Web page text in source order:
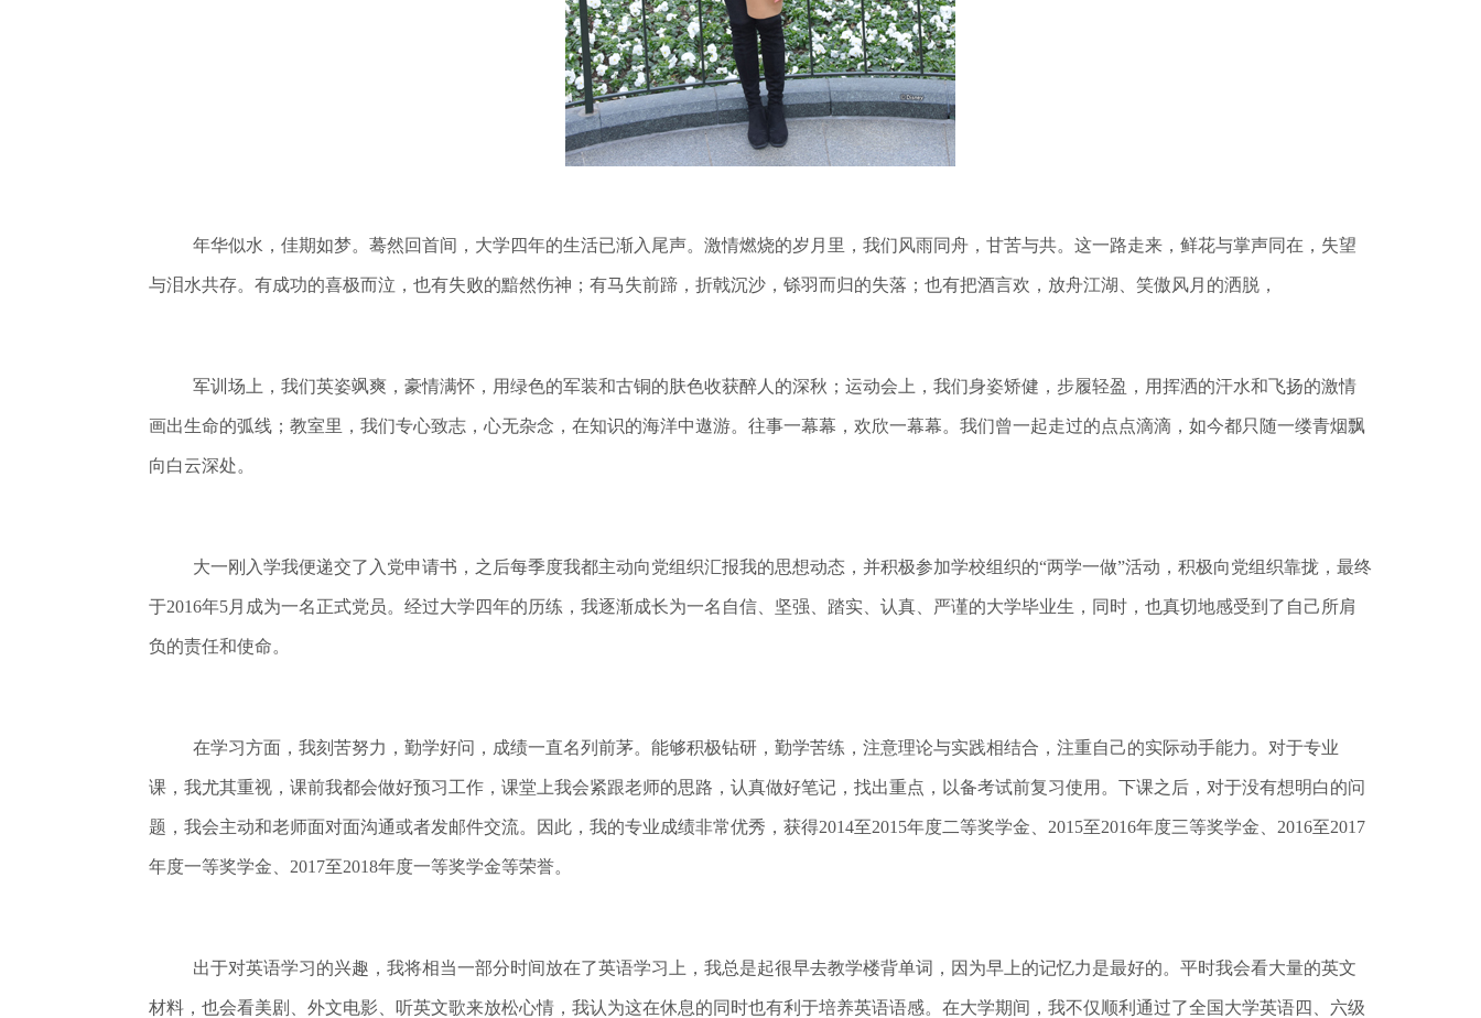
年华似水，佳期如梦。蓦然回首间，大学四年的生活已渐入尾声。激情燃烧的岁月里，我们风雨同舟，甘苦与共。这一路走来，鲜花与掌声同在，失望
与泪水共存。有成功的喜极而泣，也有失败的黯然伤神；有马失前蹄，折戟沉沙，铩羽而归的失落；也有把酒言欢，放舟江湖、笑傲风月的洒脱，
军训场上，我们英姿飒爽，豪情满怀，用绿色的军装和古铜的肤色收获醉人的深秋；运动会上，我们身姿矫健，步履轻盈，用挥洒的汗水和飞扬的激情
画出生命的弧线；教室里，我们专心致志，心无杂念，在知识的海洋中遨游。往事一幕幕，欢欣一幕幕。我们曾一起走过的点点滴滴，如今都只随一缕青烟飘
向白云深处。
大一刚入学我便递交了入党申请书，之后每季度我都主动向党组织汇报我的思想动态，并积极参加学校组织的“两学一做”活动，积极向党组织靠拢，最终
于2016年5月成为一名正式党员。经过大学四年的历练，我逐渐成长为一名自信、坚强、踏实、认真、严谨的大学毕业生，同时，也真切地感受到了自己所肩
负的责任和使命。
在学习方面，我刻苦努力，勤学好问，成绩一直名列前茅。能够积极钻研，勤学苦练，注意理论与实践相结合，注重自己的实际动手能力。对于专业
课，我尤其重视，课前我都会做好预习工作，课堂上我会紧跟老师的思路，认真做好笔记，找出重点，以备考试前复习使用。下课之后，对于没有想明白的问
题，我会主动和老师面对面沟通或者发邮件交流。因此，我的专业成绩非常优秀，获得2014至2015年度二等奖学金、2015至2016年度三等奖学金、2016至2017
年度一等奖学金、2017至2018年度一等奖学金等荣誉。
出于对英语学习的兴趣，我将相当一部分时间放在了英语学习上，我总是起很早去教学楼背单词，因为早上的记忆力是最好的。平时我会看大量的英文
材料，也会看美剧、外文电影、听英文歌来放松心情，我认为这在休息的同时也有利于培养英语语感。在大学期间，我不仅顺利通过了全国大学英语四、六级